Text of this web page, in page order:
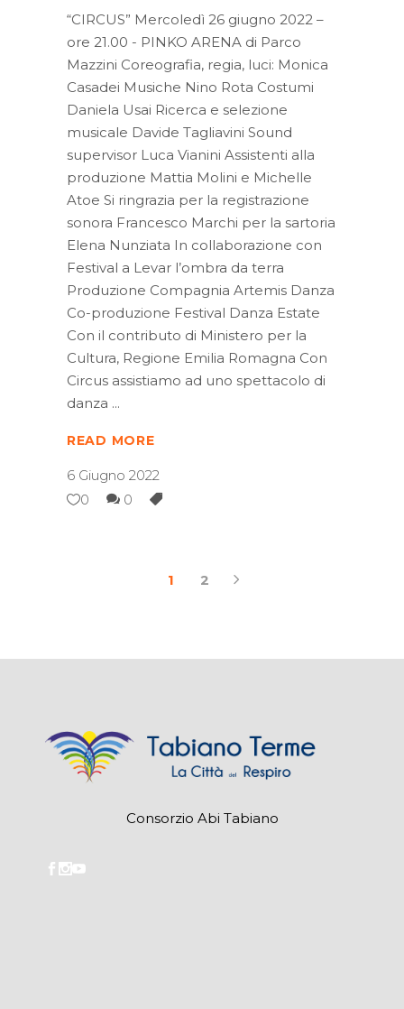
“CIRCUS” Mercoledì 26 giugno 2022 –
ore 21.00 - PINKO ARENA di Parco
Mazzini Coreografia, regia, luci: Monica
Casadei Musiche Nino Rota Costumi
Daniela Usai Ricerca e selezione
musicale Davide Tagliavini Sound
supervisor Luca Vianini Assistenti alla
produzione Mattia Molini e Michelle
Atoe Si ringrazia per la registrazione
sonora Francesco Marchi per la sartoria
Elena Nunziata In collaborazione con
Festival a Levar l’ombra da terra
Produzione Compagnia Artemis Danza
Co-produzione Festival Danza Estate
Con il contributo di Ministero per la
Cultura, Regione Emilia Romagna Con
Circus assistiamo ad uno spettacolo di
danza
READ MORE
6 Giugno 2022
0
0
1 2
Consorzio Abi Tabiano